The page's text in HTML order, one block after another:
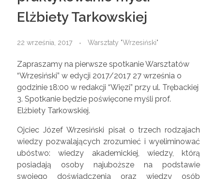
Elżbiety Tarkowskiej
22 września, 2017 Warsztaty "Wrzesiński"
Zapraszamy na pierwsze spotkanie Warsztatów
“Wrzesiński” w edycji 2017/2017 27 września o
godzinie 18:00 w redakcji “Więzi” przy ul. Trębackiej
3. Spotkanie będzie poświęcone myśli prof.
Elżbiety Tarkowskiej.
Ojciec Józef Wrzesiński pisał o trzech rodzajach
wiedzy pozwalających zrozumieć i wyeliminować
ubóstwo: wiedzy akademickiej, wiedzy, którą
posiadają osoby najuboższe na podstawie
swojego doświadczenia oraz wiedzy osób